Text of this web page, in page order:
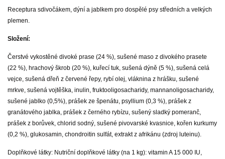
Receptura sdivočákem, dýní a jablkem pro dospělé psy středních a velkých
plemen.
Složení:
Čerstvé vykostěné divoké prase (24 %), sušené maso z divokého prasete
(22 %), hrachový škrob (20 %), kuřecí tuk, sušená dýně (5 %), sušená celá
vejce, sušená dřeň z červené řepy, rybí olej, vláknina z hrášku, sušené
mrkve, sušená vojtěška, inulin, fruktooligosacharidy, mannanoligosacharidy,
sušené jablko (0,5%), prášek ze špenátu, psyllium (0,3 %), prášek z
granátového jablka, prášek z černého rybízu, sušený sladký pomeranč,
prášek z borůvek, chlorid sodný, sušené pivovarské kvasnice, kořen kurkumy
(0,2 %), glukosamin, chondroitin sulfát, extrakt z afrikánu (zdroj luteinu).
Doplňkové látky: Nutriční doplňkové látky (na 1 kg): vitamin A 15 000 IU,